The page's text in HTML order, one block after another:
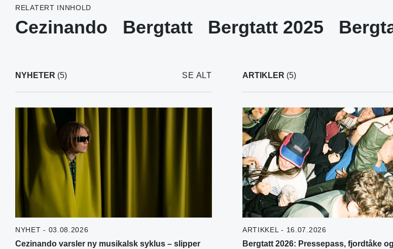
RELATERT INNHOLD
Cezinando Bergtatt Bergtatt 2025
NYHETER (5) SE ALT
NYHET - 03.08.2026
Cezinando varsler ny musikalsk syklus – slipper
ARTIKLER (5)
ARTIKKEL - 16.07.2026
Bergtatt 2026: Pressepass, fjordtåke